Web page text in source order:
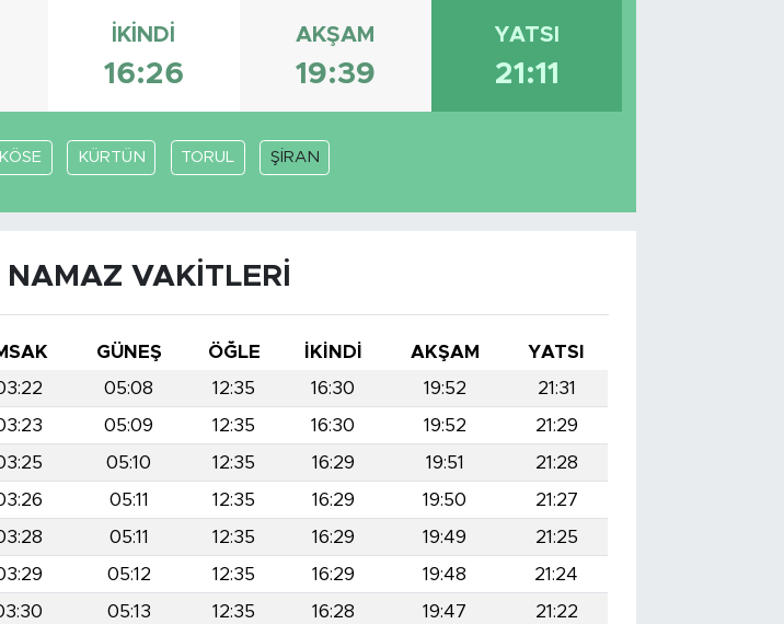
İKINDI
16:26
AKŞAM
19:39
YATSI
21:11
KÖSE KÜRTÜN TORUL ŞİRAN
VAKITLERI
GÜNEŞ ÖĞLE İKINDI AKŞAM
YATSI
05:08 12:35 16:30 19:52
21:31
05:09 12:35 16:30 19:52
21:29
05:10 12:35 16:29 19:51
21:28
05:11 12:35 16:29 19:50
21:27
05:11 12:35 16:29 19:49
21:25
05:12 12:35 16:29 19:48
21:24
05:13 12:35 16:28 19:47
21:22